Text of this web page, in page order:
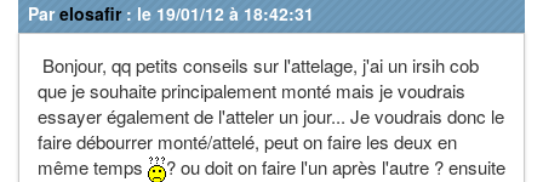
Parelosafir: le 19/01/12 à 18:42:31
Bonjour, qq petits conseils sur l'attelage, j'ai un irsih cob
que je souhaite principalement monté mais je voudrais
essayer également de l'atteler un jour... Je voudrais donc le
faire débourrer monté/attelé, peut on faire les deux en
même temps
? ou doit on faire l'un après l'autre ? ensuite